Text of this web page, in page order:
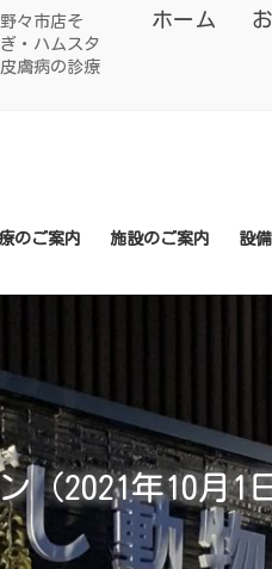
々市店そ
・ハムスタ
膚病の診療
ホーム
のご案内 施設のご案内 設
2021年10月1